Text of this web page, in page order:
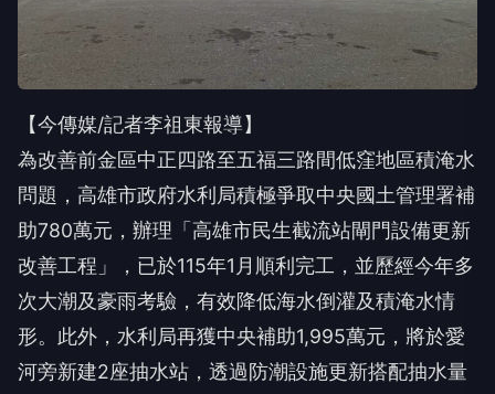
【今傳媒/記者李祖東報導】
為改善前金區中正四路至五福三路間低窪地區積淹水
問題，高雄市政府水利局積極爭取中央國土管理署補
助780萬元，辦理「高雄市民生截流站閘門設備更新
改善工程」，已於115年1月順利完工，並歷經今年多
次大潮及豪雨考驗，有效降低海水倒灌及積淹水情
形。此外，水利局再獲中央補助1,995萬元，將於愛
河旁新建2座抽水站，透過防潮設施更新搭配抽水量